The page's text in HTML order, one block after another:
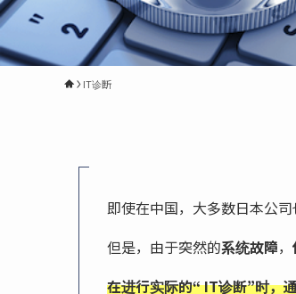
IT诊断
即使在中国，大多数日本公
但是，由于突然的系统故障，
在进行实际的“ IT诊断”时，